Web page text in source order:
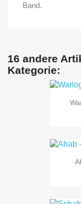
Band.
16 andere
Kategorie: